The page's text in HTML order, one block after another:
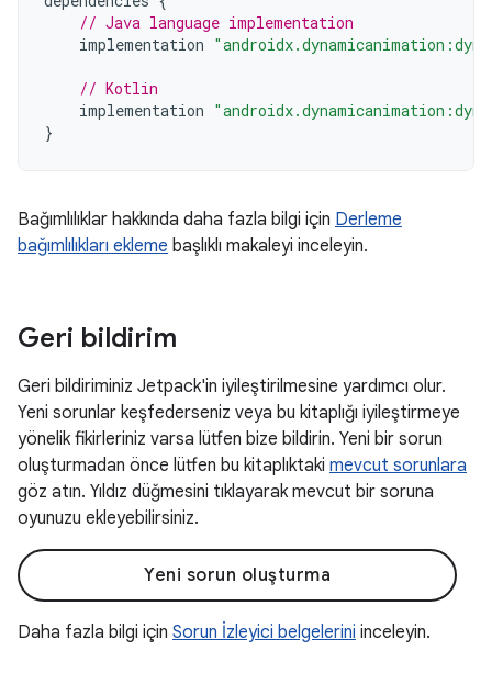
// Java language implementation
implementation
// Kotlin
implementation
}
Bağımlılıklar hakkında daha fazla bilgi için Derleme
bağımlılıkları ekleme başlıklı makaleyi inceleyin.
Geri bildirim
Geri bildiriminiz Jetpack'in iyileştirilmesine yardımcı olur.
Yeni sorunlar keşfederseniz veya bu kitaplığı iyileştirmeye
yönelik fikirleriniz varsa lütfen bize bildirin. Yeni bir sorun
oluşturmadan önce lütfen bu kitaplıktaki mevcut sorunlara
göz atın. Yıldız düğmesini tıklayarak mevcut bir soruna
oyunuzu ekleyebilirsiniz.
Yeni sorun oluşturma
Daha fazla bilgi için Sorun İzleyici belgelerini inceleyin.